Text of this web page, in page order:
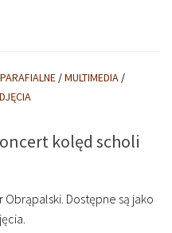
/MULTIMEDIA /
kolęd scholi
Obrąpalski. Dostępne są jako